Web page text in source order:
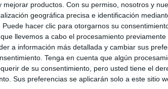
mejorar productos. Con su permiso, nosotros y
geográfica precisa e identificación
Puede hacer clic para otorgarnos su
llevemos a cabo el procesamiento
a información más detallada y cambiar sus
Tenga en cuenta que algún
de su consentimiento, pero usted tiene el
Sus preferencias se aplicarán solo a este sitio